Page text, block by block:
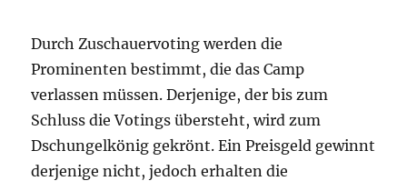
Durch Zuschauervoting werden die
Prominenten bestimmt, die das Camp
verlassen müssen. Derjenige, der bis zum
Schluss die Votings übersteht, wird zum
Dschungelkönig gekrönt. Ein Preisgeld gewinnt
derjenige nicht, jedoch erhalten die